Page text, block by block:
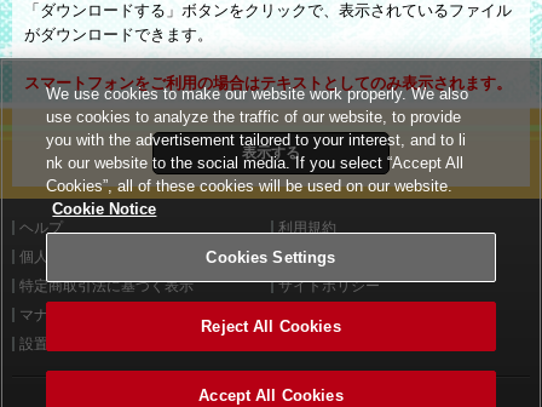
「ダウンロードする」ボタンをクリックで、表示されているファイル
がダウンロードできます。
スマートフォンをご利用の場合はテキストとしてのみ表示されます。
表示する
ヘルプ
利用規約
個人情報等保護方針
外部送信について
特定商取引法に基づく表示
サイトポリシー
マナー＆ルール
設置店舗検索
©2026 Konami Arcade Games
We use cookies to make our website work properly. We also
use cookies to analyze the traffic of our website, to provide
you with the advertisement tailored to your interest, and to li
nk our website to the social media. If you select “Accept All
Cookies”, all of these cookies will be used on our website.
Cookie Notice
Cookies Settings
Reject All Cookies
Accept All Cookies